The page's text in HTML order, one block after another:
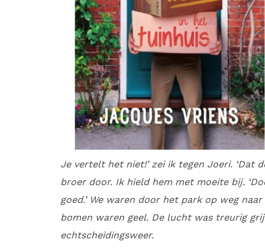
Je vertelt het niet!’ zei ik tegen Joeri. ‘Dat
broer door. Ik hield hem met moeite bij.
goed.’ We waren door het park op weg
bomen waren geel. De lucht was treurig
echtscheidingsweer.